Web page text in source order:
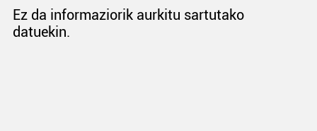
Ez da informaziorik aurkitu sartutako
datuekin.